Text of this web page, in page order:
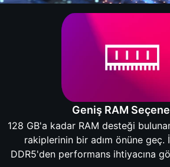
Geniş RAM
128 GB'a kadar RAM desteği
rakiplerinin bir adım önüne geç.
DDR5'den performans ihtiyacına